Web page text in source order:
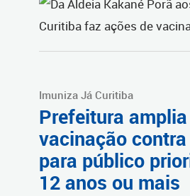
Imuniza Já Curitiba
Prefeitura
vacinação
para público
12 anos ou mais